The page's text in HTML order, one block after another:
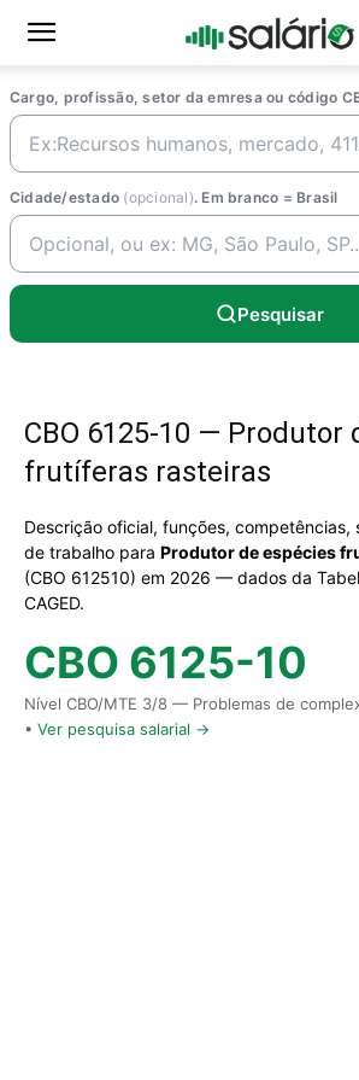
Cargo, profissão, setor da emresa ou código
Cidade/estado (opcional). Em branco = Brasil
Pesquisar
CBO 6125-10 — Produtor
frutíferas rasteiras
Descrição oficial, funções, competências,
de trabalho para Produtor de espécies
(CBO 612510) em 2026 — dados da
CAGED.
CBO 6125-10
Nível CBO/MTE 3/8 — Problemas de
• Ver pesquisa salarial →